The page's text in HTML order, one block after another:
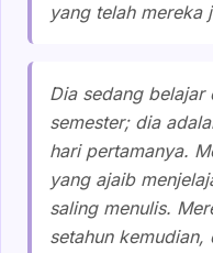
yang telah mereka
Dia sedang belajar
semester; dia
hari pertamanya.
yang ajaib
saling menulis.
setahun